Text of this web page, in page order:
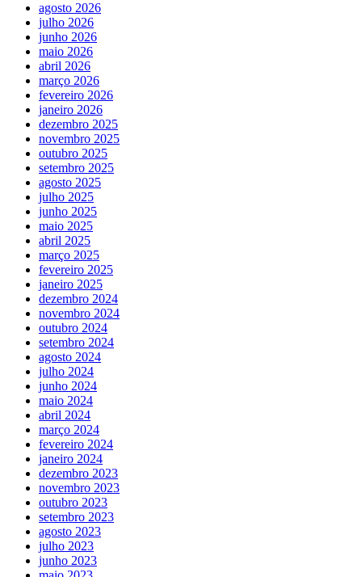
agosto 2026
julho 2026
junho 2026
maio 2026
abril 2026
março 2026
fevereiro 2026
janeiro 2026
dezembro 2025
novembro 2025
outubro 2025
setembro 2025
agosto 2025
julho 2025
junho 2025
maio 2025
abril 2025
março 2025
fevereiro 2025
janeiro 2025
dezembro 2024
novembro 2024
outubro 2024
setembro 2024
agosto 2024
julho 2024
junho 2024
maio 2024
abril 2024
março 2024
fevereiro 2024
janeiro 2024
dezembro 2023
novembro 2023
outubro 2023
setembro 2023
agosto 2023
julho 2023
junho 2023